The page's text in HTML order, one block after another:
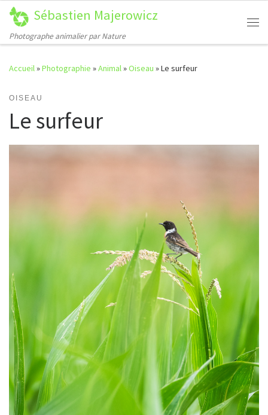
Passer au contenu
Sébastien Majerowicz
Photographe animalier par Nature
Accueil»Photographie »Animal»Oiseau »Le surfeur
OISEAU
Le surfeur